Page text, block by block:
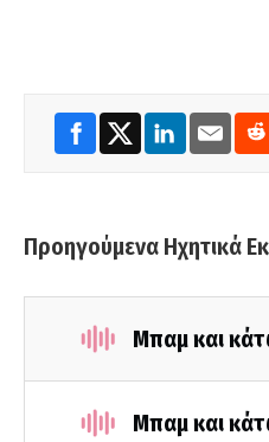
Προηγούμενα Ηχητικά
Μπαμ και
Μπαμ και